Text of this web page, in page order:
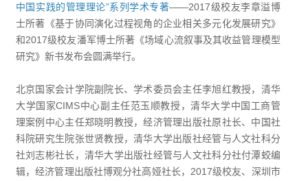
中国实践的管理理论”系列学术专著——2017级校友李章溢博
士所著《基于协同演化过程视角的企业相关多元化发展研究》
和2017级校友潘军博士所著《场域心流叙事及其收益管理模型
研究》新书发布会圆满举行。
北京国家会计学院副院长、学术委员会主任李旭红教授，清华
大学国家CIMS中心副主任范玉顺教授，清华大学中国工商管
理案例中心主任郑晓明教授，经济管理出版社原社长、中国社
科院研究生院张世贤教授，清华大学出版社经管与人文社科分
社刘志彬社长，清华大学出版社经管与人文社科分社付潭蛟编
辑，经济管理出版社博观分社高娅社长，2017级校友、深圳市